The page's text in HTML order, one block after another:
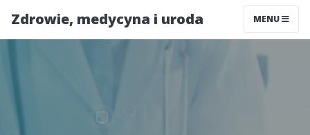
Zdrowie, medycyna i uroda MENU